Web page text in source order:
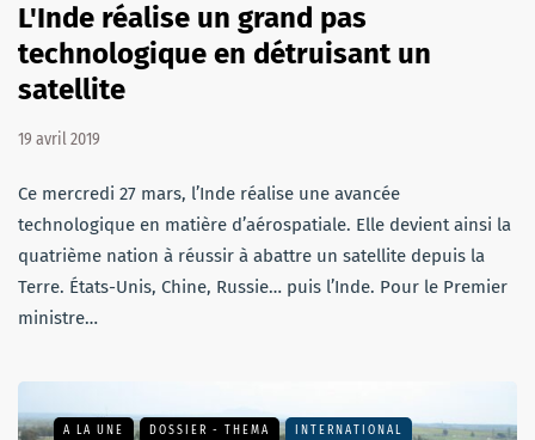
L'Inde réalise un grand pas
technologique en détruisant un
satellite
19 avril 2019
Ce mercredi 27 mars, l’Inde réalise une avancée
technologique en matière d’aérospatiale. Elle devient ainsi la
quatrième nation à réussir à abattre un satellite depuis la
Terre. États-Unis, Chine, Russie… puis l’Inde. Pour le Premier
ministre…
A LA UNE DOSSIER - THEMA INTERNATIONAL